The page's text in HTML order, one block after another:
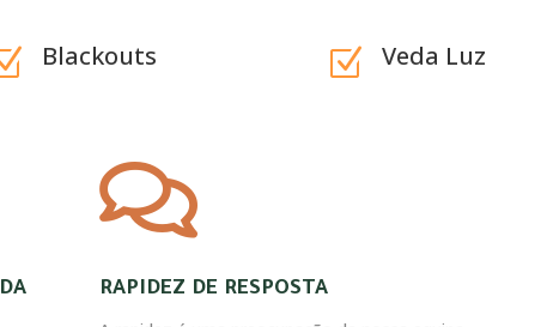
Blackouts Z Veda Luz

RAPIDEZ DE RESPOSTA